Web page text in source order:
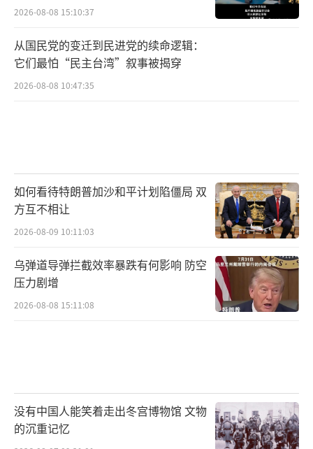
2026-08-08 15:10:37
从国民党的变迁到民进党的续命逻辑：
它们最怕“民主台湾”叙事被揭穿
2026-08-08 10:47:35
如何看待特朗普加沙和平计划陷僵局 双
方互不相让
2026-08-09 10:11:03
乌弹道导弹拦截效率暴跌有何影响 防空
压力剧增
2026-08-08 15:11:08
没有中国人能笑着走出冬宫博物馆 文物
的沉重记忆